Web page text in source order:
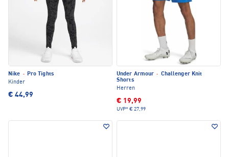
Nike · Pro Tights
Kinder
€ 44,99
Under Armour · Challenger Knit
Shorts
Herren
€ 19,99
UVP* € 27,99